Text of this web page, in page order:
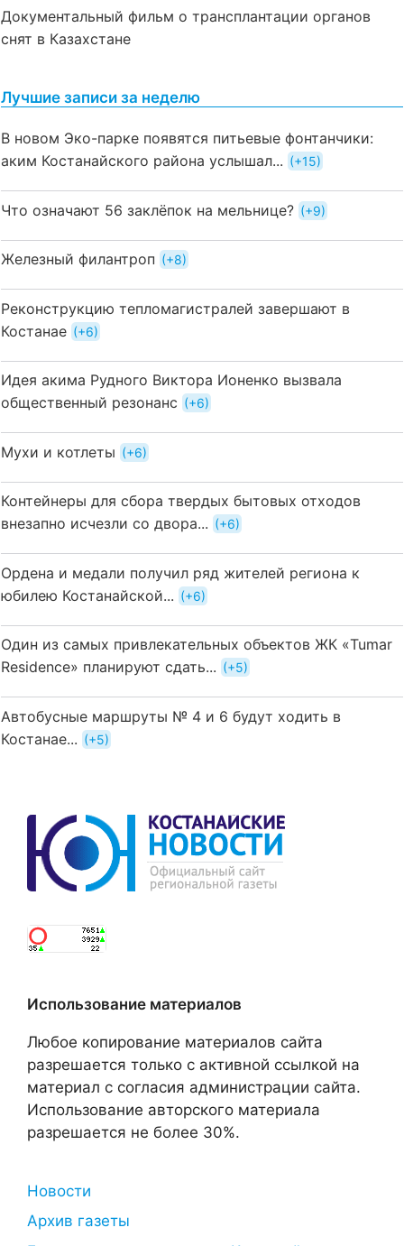
Документальный фильм о трансплантации органов
снят в Казахстане
Лучшие записи за неделю
В новом Эко-парке появятся питьевые фонтанчики:
аким Костанайского района услышал...
+15
Что означают 56 заклёпок на мельнице? +9
Железный филантроп +8
Реконструкцию тепломагистралей завершают в
Костанае
+6
Идея акима Рудного Виктора Ионенко вызвала
общественный резонанс
+6
Мухи и котлеты +6
Контейнеры для сбора твердых бытовых отходов
внезапно исчезли со двора...
+6
Ордена и медали получил ряд жителей региона к
юбилею Костанайской...
+6
Один из самых привлекательных объектов ЖК «Tumar
Residence» планируют сдать...
+5
Автобусные маршруты № 4 и 6 будут ходить в
Костанае...
+5
Использование материалов
Любое копирование материалов сайта
разрешается только с активной ссылкой на
материал с согласия администрации сайта.
Использование авторского материала
разрешается не более 30%.
Новости
Архив газеты